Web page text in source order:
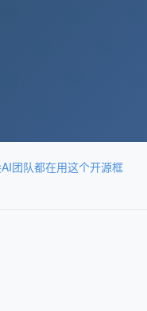
团队都在用这个开源框